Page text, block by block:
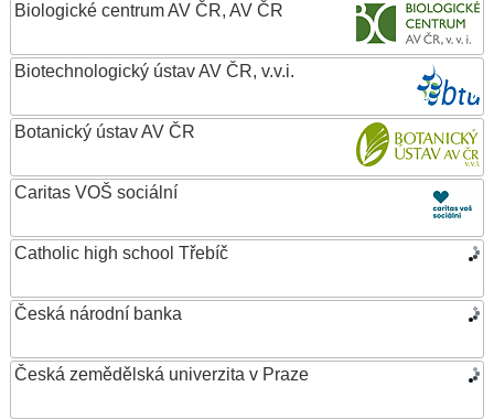
Biologické centrum AV ČR, AV ČR
Biotechnologický ústav AV ČR, v.v.i.
Botanický ústav AV ČR
Caritas VOŠ sociální
Catholic high school Třebíč
Česká národní banka
Česká zemědělská univerzita v Praze